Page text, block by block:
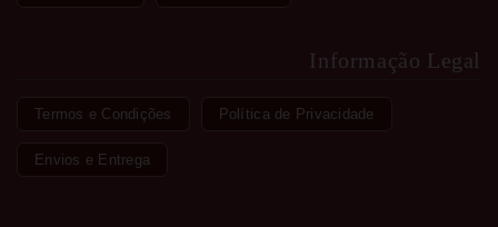
Informação Legal
Termos e Condições Política de Privacidade
Envios e Entrega